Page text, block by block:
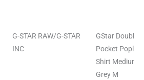
G-STAR RAW/G-STAR
INC
GStar Double-
Pocket Poplin
Shirt Medium
Grey M